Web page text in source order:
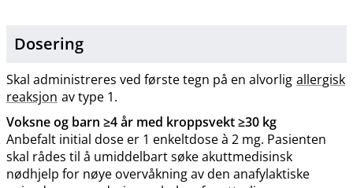
Dosering
Skal administreres ved første tegn på en alvorlig allergisk
reaksjon av type 1.
Voksne og barn ≥4 år med kroppsvekt ≥30 kg
Anbefalt initial dose er 1 enkeltdose à 2 mg. Pasienten
skal rådes til å umiddelbart søke akuttmedisinsk
nødhjelp for nøye overvåkning av den anafylaktiske